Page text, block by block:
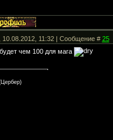
10.08.2012, 11:32 | Сообщение #25
чем 100 для мага